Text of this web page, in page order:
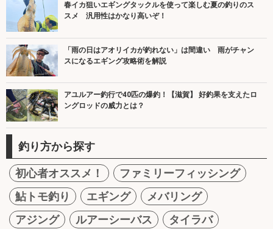
春イカ狙いエギングタックルを使って楽しむ夏の釣りのス
スメ 汎用性はかなり高いぞ！
「雨の日はアオリイカが釣れない」は間違い 雨がチャン
スになるエギング攻略術を解説
アユルアー釣行で40匹の爆釣！【滋賀】 好釣果を支えたロ
ングロッドの威力とは？
釣り方から探す
初心者オススメ！
ファミリーフィッシング
鮎トモ釣り
エギング
メバリング
アジング
ルアーシーバス
タイラバ